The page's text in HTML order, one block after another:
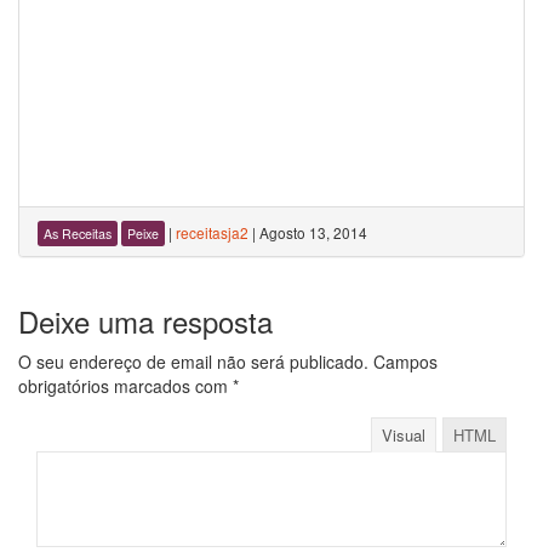
As Receitas Peixe | receitasja2 | Agosto 13, 2014
Deixe uma resposta
O seu endereço de email não será publicado. Campos
obrigatórios marcados com *
Visual HTML